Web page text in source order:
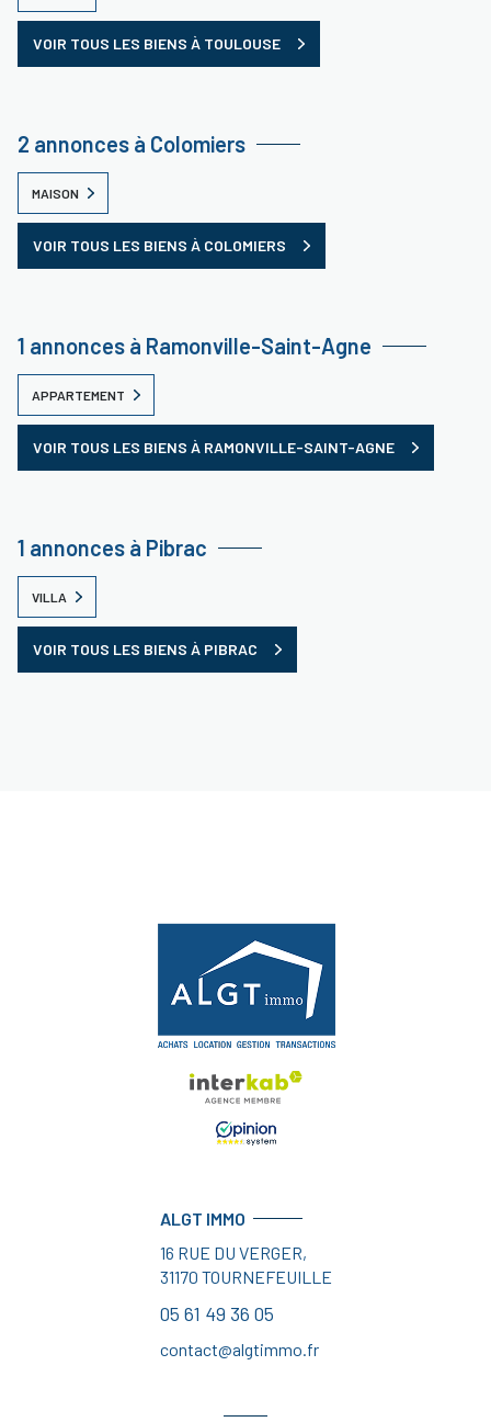
VOIR TOUS LES BIENS À TOULOUSE
2 annonces à Colomiers
MAISON
VOIR TOUS LES BIENS À COLOMIERS
1 annonces à Ramonville-Saint-Agne
APPARTEMENT
VOIR TOUS LES BIENS À RAMONVILLE-SAINT-AGNE
1 annonces à Pibrac
VILLA
VOIR TOUS LES BIENS À PIBRAC
ALGT IMMO
16 RUE DU VERGER,
31170 TOURNEFEUILLE
05 61 49 36 05
contact@algtimmo.fr